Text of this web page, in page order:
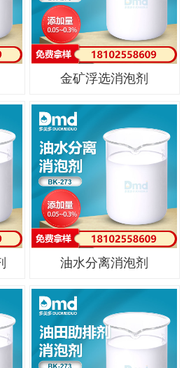
金矿浮选消泡剂
油水分离消泡剂